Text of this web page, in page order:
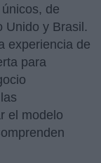
de
Unido y Brasil.
experiencia de
para
el modelo